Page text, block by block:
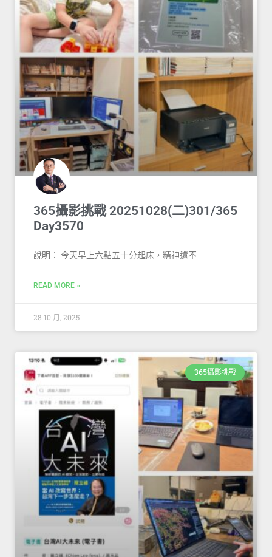
365攝影挑戰 20251028(二)301/365
Day3570
說明： 今天早上六點五十分起床，精神還不
READ MORE »
28 10 月, 2025
365攝影挑戰